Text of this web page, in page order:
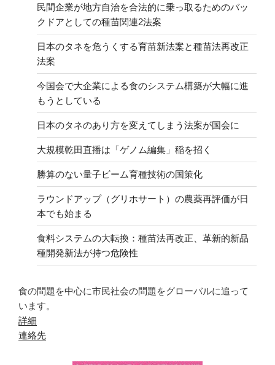
民間企業が地方自治を合法的に乗っ取るためのバッ
クドアとしての種苗関連2法案
日本のタネを危うくする育苗新法案と種苗法再改正
法案
今国会で大企業による食のシステム構築が大幅に進
もうとしている
日本のタネのあり方を変えてしまう法案が国会に
大規模乾田直播は「ゲノム編集」稲を招く
勝算のない量子ビーム育種技術の国策化
ラウンドアップ（グリホサート）の農薬再評価が日
本でも始まる
食料システムの大転換：種苗法再改正、革新的新品
種開発新法が持つ危険性
食の問題を中心に市民社会の問題をグローバルに追って
います。
詳細
連絡先